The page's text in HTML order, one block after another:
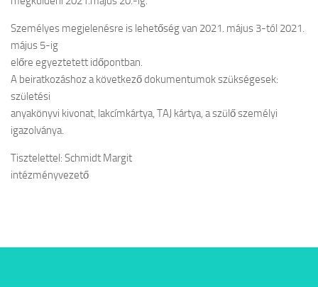
Személyes megjelenésre is lehetőség van 2021. május 3-tól 2021.
május 5-ig
előre egyeztetett időpontban.
A beiratkozáshoz a következő dokumentumok szükségesek:
születési
anyakönyvi kivonat, lakcímkártya, TAJ kártya, a szülő személyi
igazolványa.
Tisztelettel: Schmidt Margit
intézményvezető